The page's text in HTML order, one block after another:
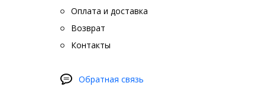
Оплата и доставка
Возврат
Контакты
Обратная связь